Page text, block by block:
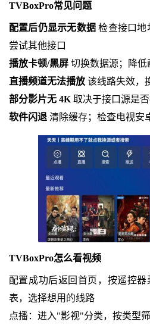
TVBoxPro常见问题
配置后仍显示无数据 检查接口地
尝试其他接口
播放卡顿/黑屏切换数据源；降低
直播频道无法播放该线路失效，
部分影片无 4K取决于接口源是
软件闪退清除缓存；检查电视安
TVBoxPro怎么看视频
配置成功后返回首页，按遥控器
表，选择想用的线路
点播：进入"影视"分类，按类型